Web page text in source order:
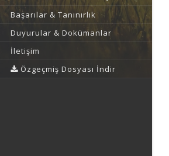
Başarılar & Tanınırlık
Duyurular & Dokümanlar
İletişim
Özgeçmiş Dosyası İndir